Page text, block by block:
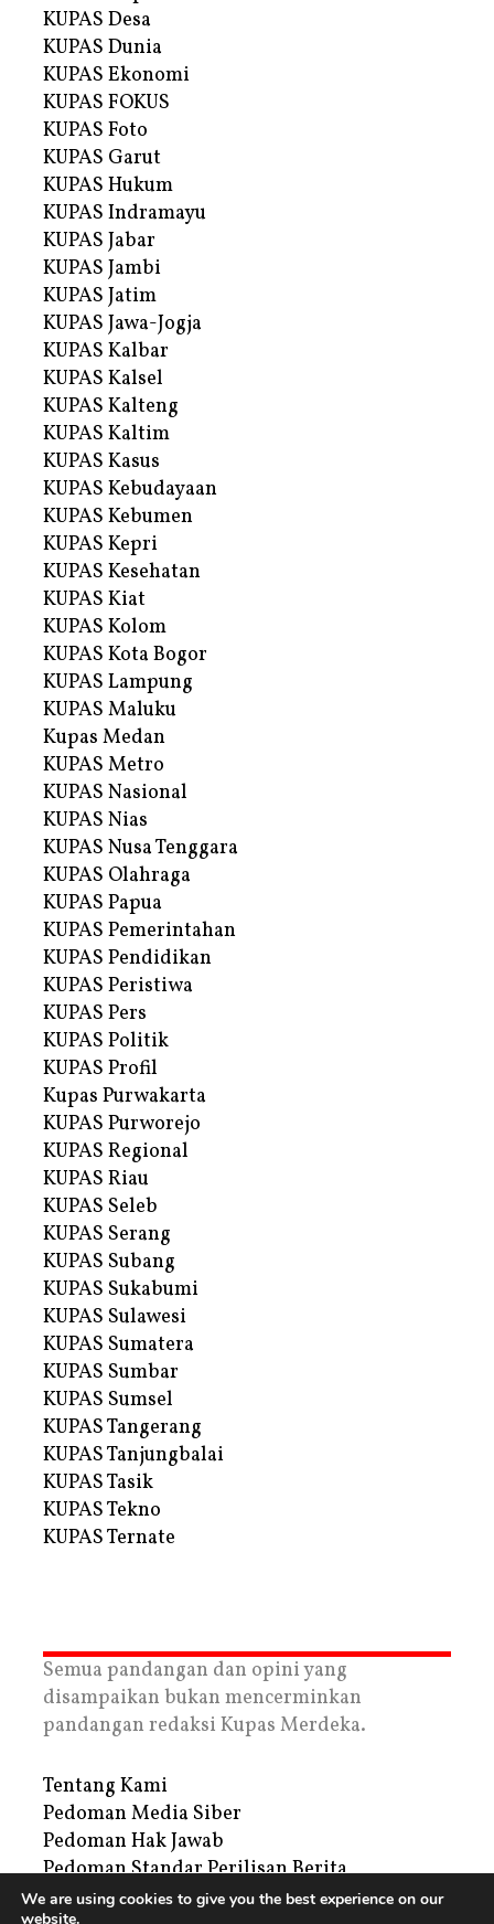
KUPAS Desa
KUPAS Dunia
KUPAS Ekonomi
KUPAS FOKUS
KUPAS Foto
KUPAS Garut
KUPAS Hukum
KUPAS Indramayu
KUPAS Jabar
KUPAS Jambi
KUPAS Jatim
KUPAS Jawa-Jogja
KUPAS Kalbar
KUPAS Kalsel
KUPAS Kalteng
KUPAS Kaltim
KUPAS Kasus
KUPAS Kebudayaan
KUPAS Kebumen
KUPAS Kepri
KUPAS Kesehatan
KUPAS Kiat
KUPAS Kolom
KUPAS Kota Bogor
KUPAS Lampung
KUPAS Maluku
Kupas Medan
KUPAS Metro
KUPAS Nasional
KUPAS Nias
KUPAS Nusa Tenggara
KUPAS Olahraga
KUPAS Papua
KUPAS Pemerintahan
KUPAS Pendidikan
KUPAS Peristiwa
KUPAS Pers
KUPAS Politik
KUPAS Profil
Kupas Purwakarta
KUPAS Purworejo
KUPAS Regional
KUPAS Riau
KUPAS Seleb
KUPAS Serang
KUPAS Subang
KUPAS Sukabumi
KUPAS Sulawesi
KUPAS Sumatera
KUPAS Sumbar
KUPAS Sumsel
KUPAS Tangerang
KUPAS Tanjungbalai
KUPAS Tasik
KUPAS Tekno
KUPAS Ternate
Semua pandangan dan opini yang
disampaikan bukan mencerminkan
pandangan redaksi Kupas Merdeka.
Tentang Kami
Pedoman Media Siber
Pedoman Hak Jawab
Pedoman Standar Perilisan Berita
Privacy Policy
We are using cookies to give you the best experience on our
website.